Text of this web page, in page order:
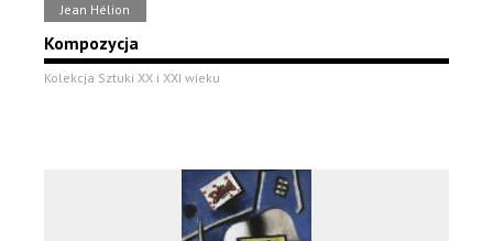
Jean Hélion
Kompozycja
Kolekcja Sztuki XX i XXI wieku